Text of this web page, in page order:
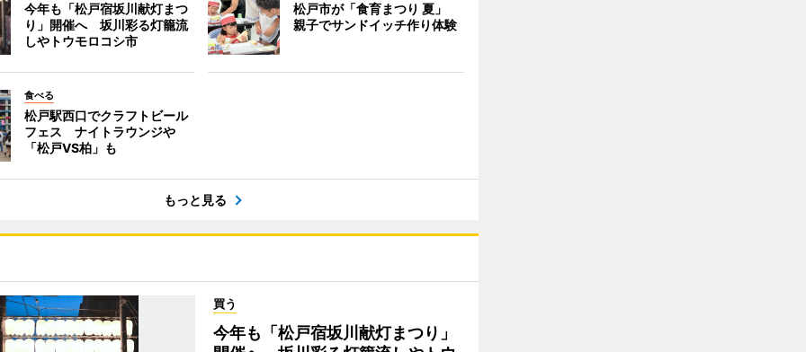
今年も「松戸宿坂川献灯まつ
り」開催へ 坂川彩る灯籠流
しやトウモロコシ市
松戸市が「食育まつり 夏」
親子でサンドイッチ作り体験
食べる
松戸駅西口でクラフトビール
フェス ナイトラウンジや
「松戸VS柏」も
もっと見る
買う
今年も「松戸宿坂川献灯まつり」